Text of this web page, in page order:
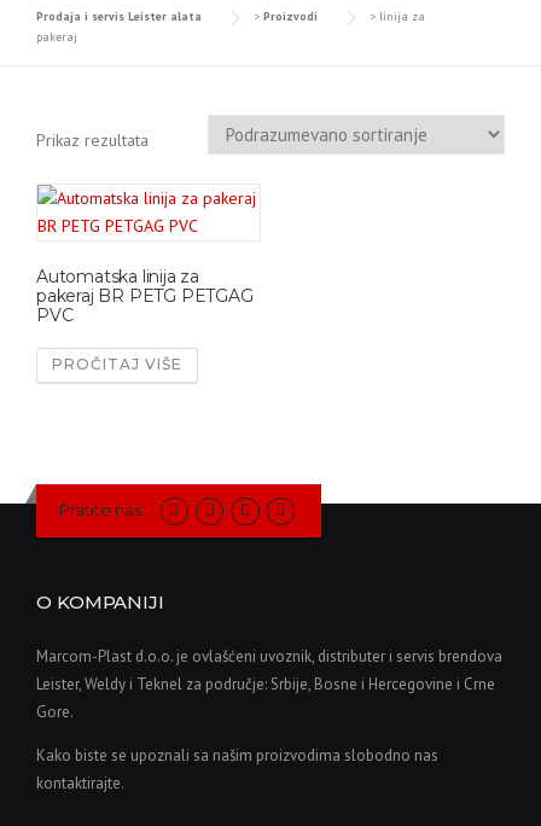
Prodaja i servis Leister alata > Proizvodi > linija za
pakeraj
Prikaz rezultata
Automatska linija za
pakeraj BR PETG PETGAG
PVC
PROČITAJ VIŠE
Pratite nas:
O KOMPANIJI
Marcom-Plast d.o.o. je ovlašćeni uvoznik, distributer i servis brendova
Leister, Weldy i Teknel za područje: Srbije, Bosne i Hercegovine i Crne
Gore.
Kako biste se upoznali sa našim proizvodima slobodno nas
kontaktirajte.